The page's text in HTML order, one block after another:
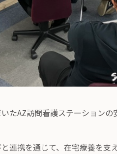
たAZ訪問看護ステーション
連携を通じて、在宅療養を支